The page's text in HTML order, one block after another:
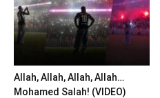
Allah, Allah, Allah, Allah…
Mohamed Salah! (VIDEO)